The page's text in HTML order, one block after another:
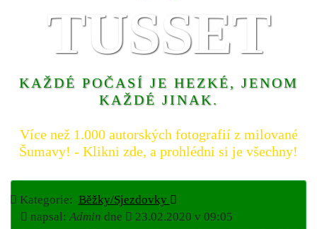
TUSSET
KAŽDÉ POČASÍ JE HEZKÉ, JENOM
KAŽDÉ JINAK.
Více než 1.000 autorských fotografií z milované
Šumavy! - Klikni zde, a prohlédni si je všechny!
Kategorie: Běžky/Sjezdovky
napsal:Admin dne 23.02.2020 v 09:05